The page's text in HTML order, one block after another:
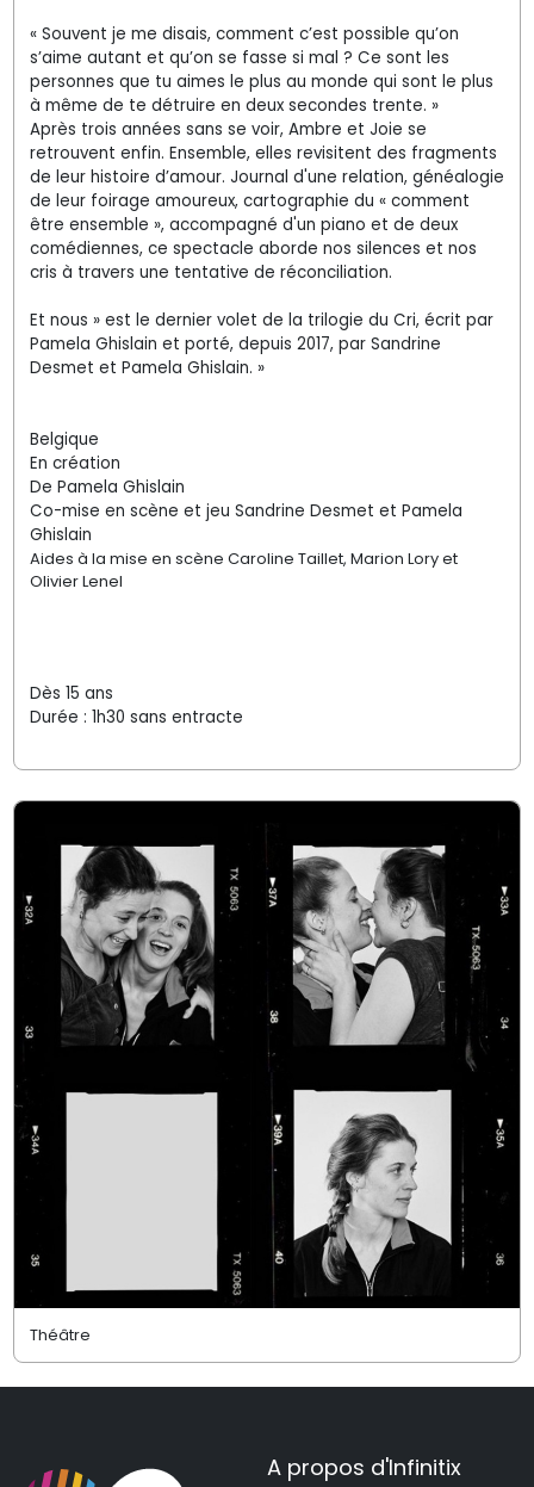
« Souvent je me disais, comment c’est possible qu’on
s’aime autant et qu’on se fasse si mal ? Ce sont les
personnes que tu aimes le plus au monde qui sont le plus
à même de te détruire en deux secondes trente. »
Après trois années sans se voir, Ambre et Joie se
retrouvent enfin. Ensemble, elles revisitent des fragments
de leur histoire d’amour. Journal d'une relation, généalogie
de leur foirage amoureux, cartographie du « comment
être ensemble », accompagné d'un piano et de deux
comédiennes, ce spectacle aborde nos silences et nos
cris à travers une tentative de réconciliation.
Et nous » est le dernier volet de la trilogie du Cri, écrit par
Pamela Ghislain et porté, depuis 2017, par Sandrine
Desmet et Pamela Ghislain. »
Belgique
En création
De Pamela Ghislain
Co-mise en scène et jeu Sandrine Desmet et Pamela
Ghislain
Aides à la mise en scène Caroline Taillet, Marion Lory et
Olivier Lenel
Dès 15 ans
Durée : 1h30 sans entracte
Théâtre
A propos d'Infinitix